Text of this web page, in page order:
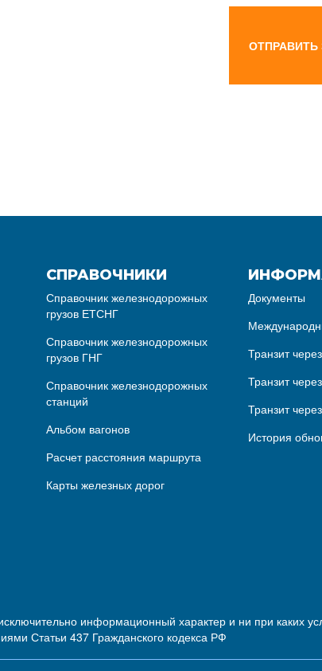
ОТПРАВИТЬ
СПРАВОЧНИКИ
Справочник железнодорожных
грузов ЕТСНГ
Справочник железнодорожных
грузов ГНГ
Справочник железнодорожных
станций
Альбом вагонов
Расчет расстояния маршрута
Карты железных дорог
Документы
Транзит
Транзит
Транзит
История
информационный характер и ни при
Статьи 437 Гражданского кодекса РФ